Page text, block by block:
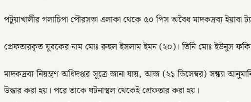
পটুয়াখালীর গলাচিপা পৌরসভা এলাকা থেকে ৫০ পিস অবৈধ মাদকদ্রব্য ইয়াবা
গ্রেফতারকৃত যুবকের নাম মোঃ রুহুল ইসলাম ইমন (২০)। তিনি মোঃ ইউনুস
মাদকদ্রব্য নিয়ন্ত্রণ অধিদপ্তর সূত্রে জানা যায়, আজ (২১ ডিসেম্বর) সন্ধ্যা
উদ্ধার করা হয়। পরে তাকে ঘটনাস্থল থেকেই গ্রেফতার করা হয়।